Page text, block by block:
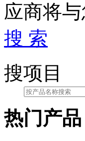
应商将
搜 索
搜项目
热门产品